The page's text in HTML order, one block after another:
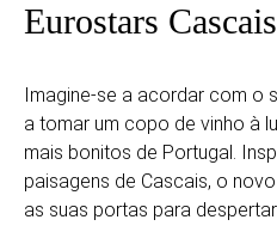
Eurostars Cascais
Imagine-se a acordar com o
a tomar um copo de vinho à
mais bonitos de Portugal.
paisagens de Cascais, o
as suas portas para